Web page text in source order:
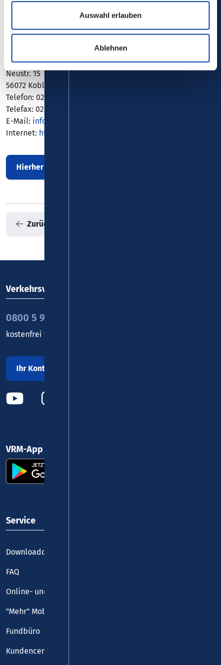
Auswahl erlauben
Ablehnen
Café Hahn GmbH
Neustr. 15
56072 Koblenz
Telefon: 0261 - 42 302
Telefax: 0261 - 42 666
E-Mail: info(at)cafehahn.de
Internet: https://www.cafehahn.de
Hierher mit Bus/Bahn
Zurück zur Übersicht
Verkehrsverbund Rhein-Mosel GmbH
0800 5 986 986
kostenfrei täglich 8 - 20 Uhr
Ihr Kontakt zu uns
VRM-App nutzen und durchstarten
Service
Downloadcenter
FAQ
Online- und Handy-Tickets
"Mehr" Mobilität
Fundbüro
Kundencenter